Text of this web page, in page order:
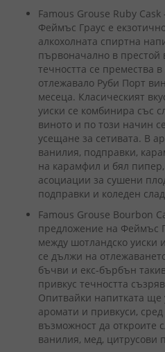
Famous Grouse Ruby
Феймъс Граус е
алкохолната спиртна
първоначално в престой
течността се премества
отлежавало Руби Порт
месеца. Класическият
уиски се комбинира със
виното и по този начин
усещане за сетивата. В
ванилия, подправки,
на карамфил и бял пипер,
асоциации за сушени
подправки и коледен
Famous Grouse Bourbon
предложение на Феймъс
между шотландско уиски
се дължи на
бъчви и екс-бърбън
привкус течността
Опитвайки напитката ще
аромати и привкуси,
възможност да откроите
ванилия, мед, цитрусови